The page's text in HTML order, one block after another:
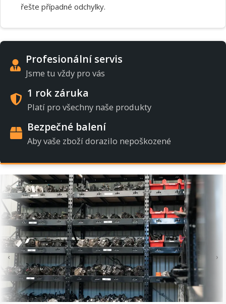
řešte případné odchylky.
Profesionální servis
Jsme tu vždy pro vás
1 rok záruka
Platí pro všechny naše produkty
Bezpečné balení
Aby vaše zboží dorazilo nepoškozené
‹ ›